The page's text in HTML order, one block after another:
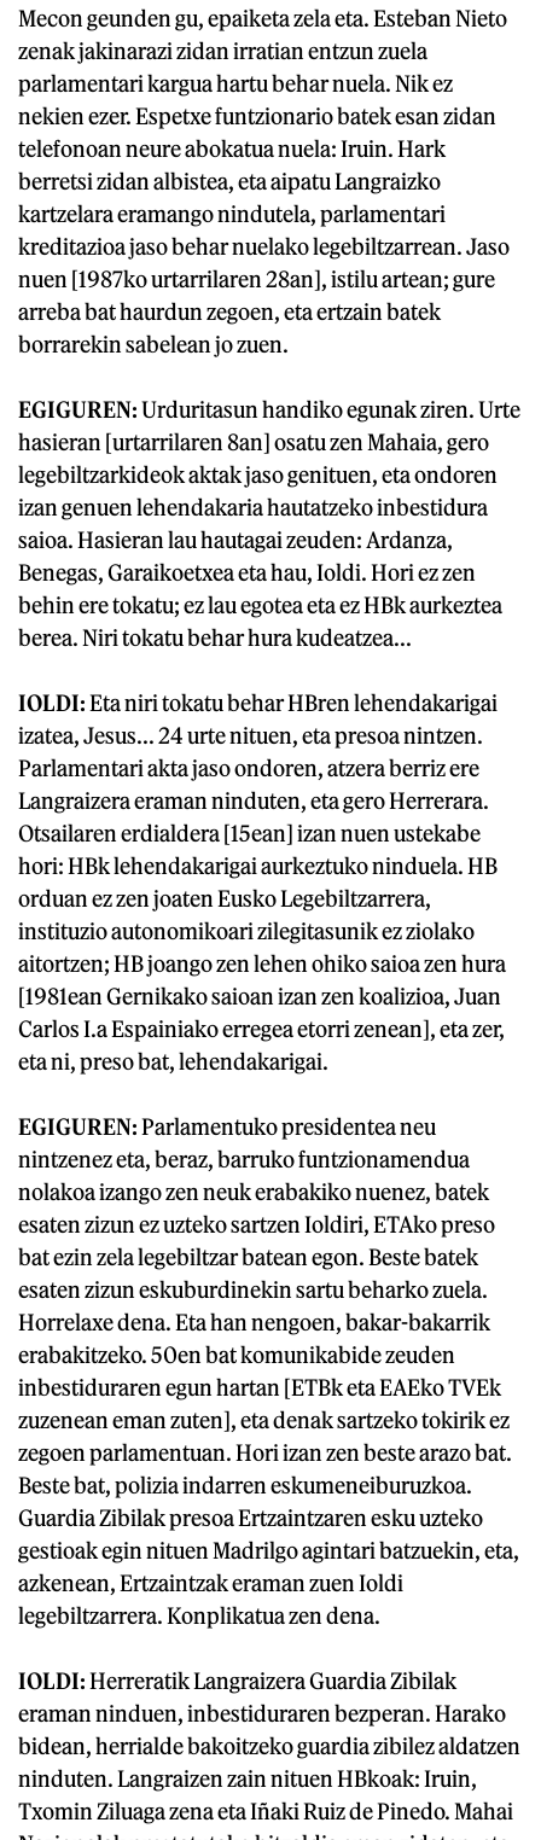
Mecon geunden gu, epaiketa zela eta. Esteban Nieto
zenak jakinarazi zidan irratian entzun zuela
parlamentari kargua hartu behar nuela. Nik ez
nekien ezer. Espetxe funtzionario batek esan zidan
telefonoan neure abokatua nuela: Iruin. Hark
berretsi zidan albistea, eta aipatu Langraizko
kartzelara eramango nindutela, parlamentari
kreditazioa jaso behar nuelako legebiltzarrean. Jaso
nuen [1987ko urtarrilaren 28an], istilu artean; gure
arreba bat haurdun zegoen, eta ertzain batek
borrarekin sabelean jo zuen.
EGIGUREN:Urduritasun handiko egunak ziren. Urte
hasieran [urtarrilaren 8an] osatu zen Mahaia, gero
legebiltzarkideok aktak jaso genituen, eta ondoren
izan genuen lehendakaria hautatzeko inbestidura
saioa. Hasieran lau hautagai zeuden: Ardanza,
Benegas, Garaikoetxea eta hau, Ioldi. Hori ez zen
behin ere tokatu; ez lau egotea eta ez HBk aurkeztea
berea. Niri tokatu behar hura kudeatzea...
IOLDI:Eta niri tokatu behar HBren lehendakarigai
izatea, Jesus... 24 urte nituen, eta presoa nintzen.
Parlamentari akta jaso ondoren, atzera berriz ere
Langraizera eraman ninduten, eta gero Herrerara.
Otsailaren erdialdera [15ean] izan nuen ustekabe
hori: HBk lehendakarigai aurkeztuko ninduela. HB
orduan ez zen joaten Eusko Legebiltzarrera,
instituzio autonomikoari zilegitasunik ez ziolako
aitortzen; HB joango zen lehen ohiko saioa zen hura
[1981ean Gernikako saioan izan zen koalizioa, Juan
Carlos I.a Espainiako erregea etorri zenean], eta zer,
eta ni, preso bat, lehendakarigai.
EGIGUREN:Parlamentuko presidentea neu
nintzenez eta, beraz, barruko funtzionamendua
nolakoa izango zen neuk erabakiko nuenez, batek
esaten zizun ez uzteko sartzen Ioldiri, ETAko preso
bat ezin zela legebiltzar batean egon. Beste batek
esaten zizun eskuburdinekin sartu beharko zuela.
Horrelaxe dena. Eta han nengoen, bakar-bakarrik
erabakitzeko. 50en bat komunikabide zeuden
inbestiduraren egun hartan [ETBk eta EAEko TVEk
zuzenean eman zuten], eta denak sartzeko tokirik ez
zegoen parlamentuan. Hori izan zen beste arazo bat.
Beste bat, polizia indarren eskumeneiburuzkoa.
Guardia Zibilak presoa Ertzaintzaren esku uzteko
gestioak egin nituen Madrilgo agintari batzuekin, eta,
azkenean, Ertzaintzak eraman zuen Ioldi
legebiltzarrera. Konplikatua zen dena.
IOLDI:Herreratik Langraizera Guardia Zibilak
eraman ninduen, inbestiduraren bezperan. Harako
bidean, herrialde bakoitzeko guardia zibilez aldatzen
ninduten. Langraizen zain nituen HBkoak: Iruin,
Txomin Ziluaga zena eta Iñaki Ruiz de Pinedo. Mahai